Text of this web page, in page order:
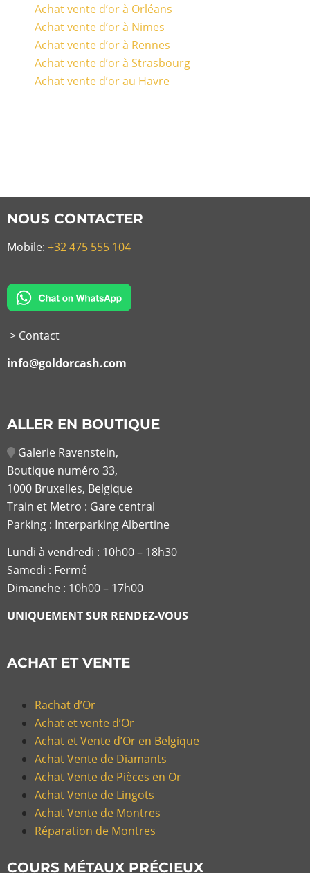
Achat vente d’or à Orléans
Achat vente d’or à Nimes
Achat vente d’or à Rennes
Achat vente d’or à Strasbourg
Achat vente d’or au Havre
NOUS CONTACTER
Mobile: +32 475 555 104
> Contact
info@goldorcash.com
ALLER EN BOUTIQUE
Galerie Ravenstein,
Boutique numéro 33,
1000 Bruxelles, Belgique
Train et Metro : Gare central
Parking : Interparking Albertine
Lundi à vendredi : 10h00 – 18h30
Samedi : Fermé
Dimanche : 10h00 – 17h00
UNIQUEMENT SUR RENDEZ-VOUS
ACHAT ET VENTE
Rachat d’Or
Achat et vente d’Or
Achat et Vente d’Or en Belgique
Achat Vente de Diamants
Achat Vente de Pièces en Or
Achat Vente de Lingots
Achat Vente de Montres
Réparation de Montres
COURS MÉTAUX PRÉCIEUX